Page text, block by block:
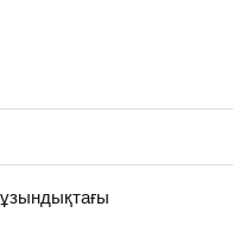
ұзындықтағы